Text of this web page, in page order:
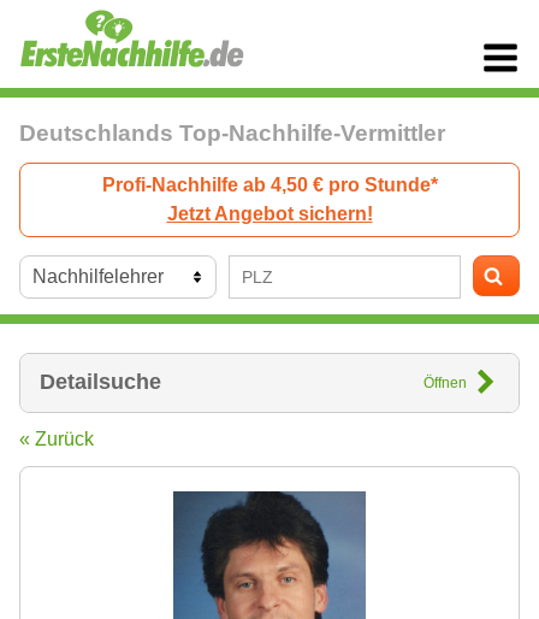
Deutschlands Top-Nachhilfe-Vermittler
Profi-Nachhilfe ab 4,50 € pro Stunde*
Jetzt Angebot sichern!
Detailsuche Öffnen
« Zurück